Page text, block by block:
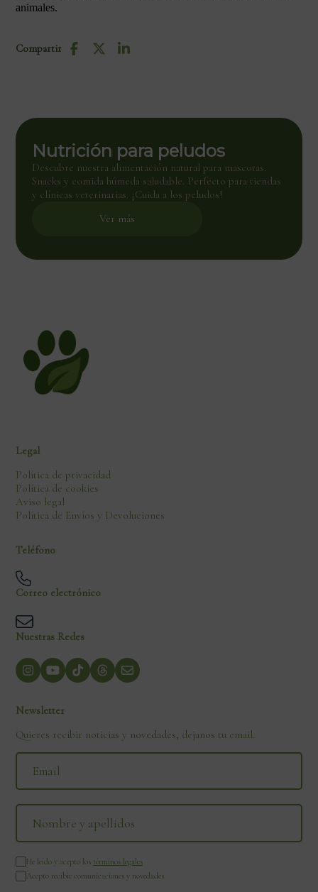
animales.
Compartir
Nutrición para peludos
Descubre nuestra alimentación natural para mascotas.
Snacks y comida húmeda saludable. Perfecto para tiendas
y clínicas veterinarias. ¡Cuida a los peludos!
Ver más
Legal
Política de privacidad
Política de cookies
Aviso legal
Política de Envíos y Devoluciones
Teléfono
Correo electrónico
Nuestras Redes
Newsletter
Quieres recibir noticias y novedades, dejanos tu email.
He leído y acepto los términos legales
Acepto recibir comunicaciones y novedades